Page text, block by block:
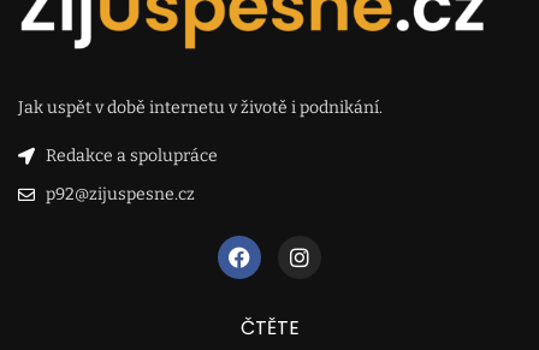
Jak uspět v době internetu v životě i podnikání.
Redakce a spolupráce
p92@zijuspesne.cz
ČTĚTE